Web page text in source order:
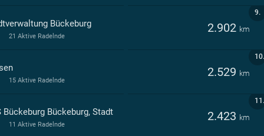
9.
Bückeburg 2.902 km
21 Aktive Radelnde
10.
2.529 km
15 Aktive Radelnde
11.
Bückeburg Bückeburg, Stadt 2.423 km
11 Aktive Radelnde